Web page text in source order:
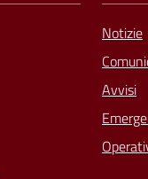
Notizie
Avvisi